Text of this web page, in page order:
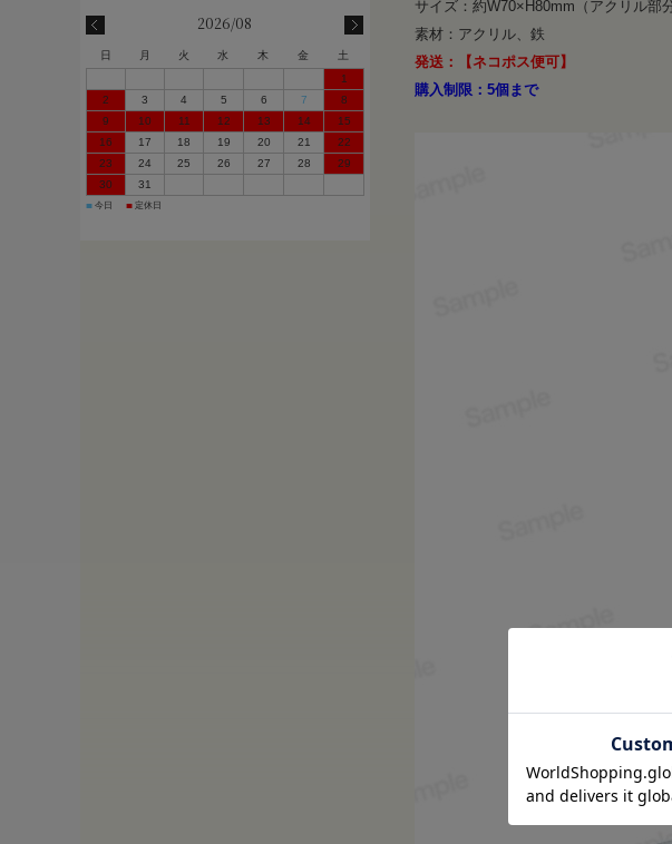
サイズ：約W70×H80mm（アクリル部
素材：アクリル、鉄
発送：【ネコポス便可】
購入制限：5個まで
2026/08
日 月 火 水 木 金
土
1
2
3 4 5 6 7
8
9
10 11 12 13 14
15
16
17 18 19 20 21
22
23
24 25 26 27 28
29
30
31
■ 今日 ■ 定休日